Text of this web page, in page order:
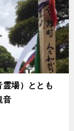
場）ととも
音